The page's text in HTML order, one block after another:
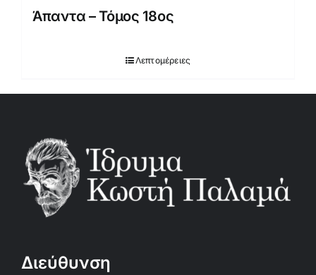
Άπαντα – Τόμος 18ος
Λεπτομέρειες
Διεύθυνση